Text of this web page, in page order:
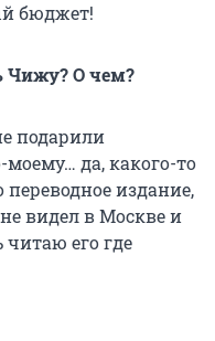
бюджет!
Чижу? О чем?
подарили
да, какого-то
издание,
видел в Москве и
читаю его где